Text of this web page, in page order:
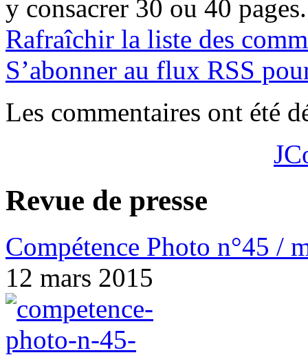
y consacrer 30 ou 40
Rafraîchir la liste des
S’abonner au flux RSS
Les commentaires ont été
Revue de presse
Compétence Photo n°45 /
12 mars 2015